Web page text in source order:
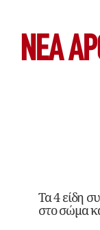
ΝΕΑ
Τα 4 είδη
στο σώμα